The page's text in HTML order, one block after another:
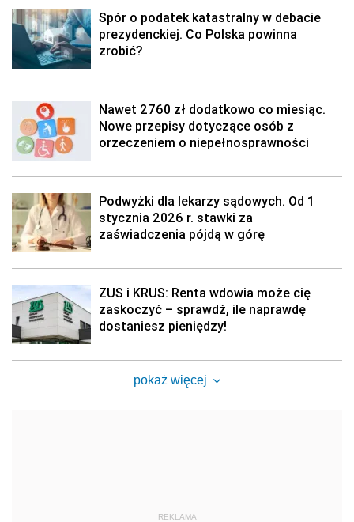
Spór o podatek katastralny w debacie
prezydenckiej. Co Polska powinna
zrobić?
Nawet 2760 zł dodatkowo co miesiąc.
Nowe przepisy dotyczące osób z
orzeczeniem o niepełnosprawności
Podwyżki dla lekarzy sądowych. Od 1
stycznia 2026 r. stawki za
zaświadczenia pójdą w górę
ZUS i KRUS: Renta wdowia może cię
zaskoczyć – sprawdź, ile naprawdę
dostaniesz pieniędzy!
pokaż więcej
REKLAMA